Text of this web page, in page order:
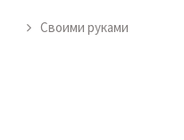
Своими руками